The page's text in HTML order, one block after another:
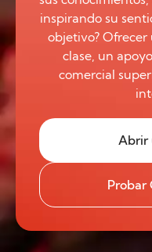
inspirando su
objetivo?
clase, un
comercial
Abrir
Probar